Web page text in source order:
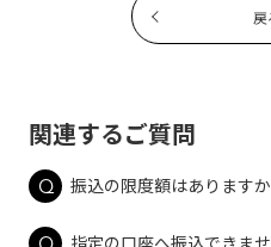
戻
関連するご質問
振込の限度額はありますか
指定の口座へ振込できま